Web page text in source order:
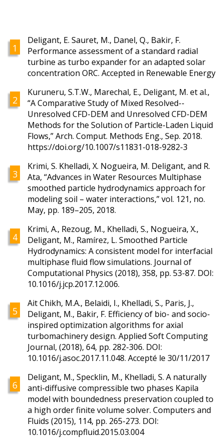
Deligant, E. Sauret, M., Danel, Q., Bakir, F.
Performance assessment of a standard radial
turbine as turbo expander for an adapted solar
concentration ORC. Accepted in Renewable Energy
Kuruneru, S.T.W., Marechal, E., Deligant, M. et al.,
“A Comparative Study of Mixed Resolved--
Unresolved CFD-DEM and Unresolved CFD-DEM
Methods for the Solution of Particle-Laden Liquid
Flows,” Arch. Comput. Methods Eng., Sep. 2018.
https://doi.org/10.1007/s11831-018-9282-3
Krimi, S. Khelladi, X. Nogueira, M. Deligant, and R.
Ata, “Advances in Water Resources Multiphase
smoothed particle hydrodynamics approach for
modeling soil – water interactions,” vol. 121, no.
May, pp. 189–205, 2018.
Krimi, A., Rezoug, M., Khelladi, S., Nogueira, X.,
Deligant, M., Ramírez, L. Smoothed Particle
Hydrodynamics: A consistent model for interfacial
multiphase fluid flow simulations. Journal of
Computational Physics (2018), 358, pp. 53-87. DOI:
10.1016/j.jcp.2017.12.006.
Ait Chikh, M.A., Belaidi, I., Khelladi, S., Paris, J.,
Deligant, M., Bakir, F. Efficiency of bio- and socio-
inspired optimization algorithms for axial
turbomachinery design. Applied Soft Computing
Journal, (2018), 64, pp. 282-306. DOI:
10.1016/j.asoc.2017.11.048. Accepté le 30/11/2017
Deligant, M., Specklin, M., Khelladi, S. A naturally
anti-diffusive compressible two phases Kapila
model with boundedness preservation coupled to
a high order finite volume solver. Computers and
Fluids (2015), 114, pp. 265-273. DOI:
10.1016/j.compfluid.2015.03.004